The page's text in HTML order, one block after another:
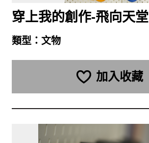
穿上我的創作-飛向天堂
類型： 文物
加入收藏